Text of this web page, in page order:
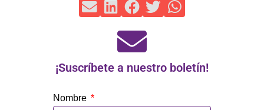
¡Suscríbete a nuestro boletín!
Nombre